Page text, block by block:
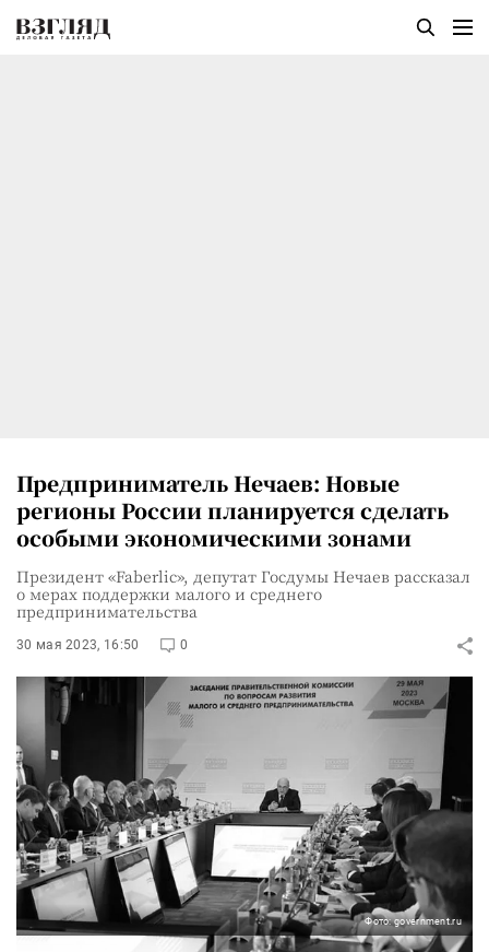
Предприниматель Нечаев: Новые
регионы России планируется сделать
особыми экономическими зонами
Президент «Faberlic», депутат Госдумы Нечаев рассказал
о мерах поддержки малого и среднего
предпринимательства
30 мая 2023, 16:50 0
Фото: government.ru